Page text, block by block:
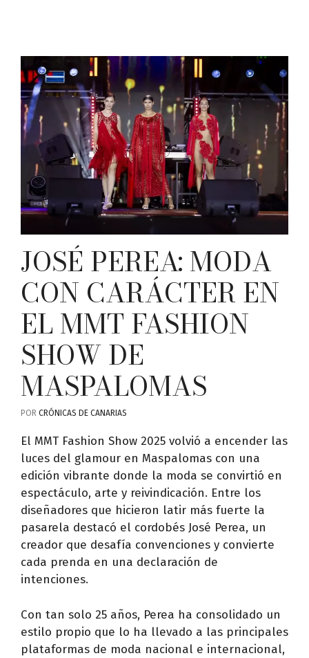
JOSÉ PEREA: MODA
CON CARÁCTER EN
EL MMT FASHION
SHOW DE
MASPALOMAS
POR CRÓNICAS DE CANARIAS
El MMT Fashion Show 2025 volvió a encender las
luces del glamour en Maspalomas con una
edición vibrante donde la moda se convirtió en
espectáculo, arte y reivindicación. Entre los
diseñadores que hicieron latir más fuerte la
pasarela destacó el cordobés José Perea, un
creador que desafía convenciones y convierte
cada prenda en una declaración de
intenciones.
Con tan solo 25 años, Perea ha consolidado un
estilo propio que lo ha llevado a las principales
plataformas de moda nacional e internacional,